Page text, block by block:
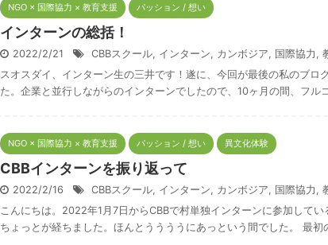
NGO × 国際協力 × 教育支援 パッション / 想い
インターンの総括！
2022/2/21 CBBスクール, インターン, カンボジア, 国際協力 ,
スオスダイ、インターン生の三井です！遂に、今回が最後の私のブロ
た。企業と並行しながらのインターンでしたので、10ヶ月の間、フル
NGO × 国際協力 × 教育支援 パッション / 想い 異文化体験
CBBインターンを振り返って
2022/2/16 CBBスクール, インターン, カンボジア, 国際協力 ,
こんにちは。2022年1月7日からCBBで村単独インターンに参加して
ちょっとが経ちました。ほんとううううにあっという間でした。 最初